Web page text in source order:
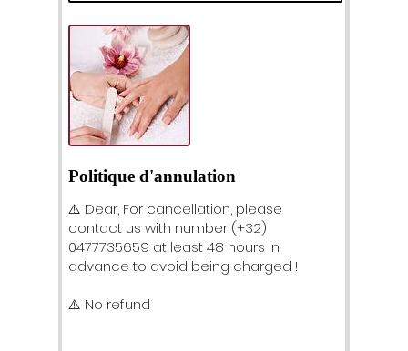
n
Politique d'annulation
⚠️ Dear, For cancellation, please
contact us with number (+32)
0477735659 at least 48 hours in
advance to avoid being charged !
⚠️ No refund